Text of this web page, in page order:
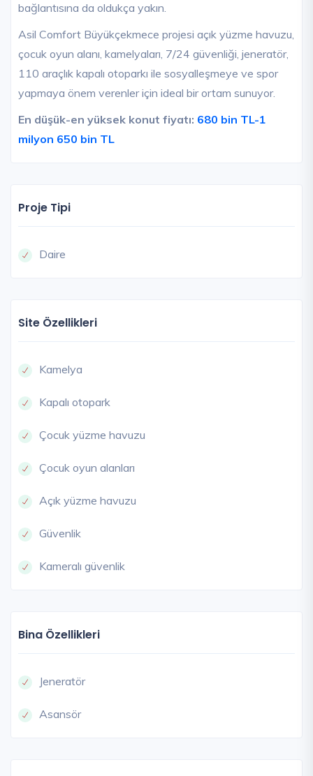
bağlantısına da oldukça yakın.
Asil Comfort Büyükçekmece projesi açık yüzme havuzu,
çocuk oyun alanı, kamelyaları, 7/24 güvenliği, jeneratör,
110 araçlık kapalı otoparkı ile sosyalleşmeye ve spor
yapmaya önem verenler için ideal bir ortam sunuyor.
En düşük-en yüksek konut fiyatı: 680 bin TL-1
milyon 650 bin TL
Proje Tipi
Daire
Site Özellikleri
Kamelya
Kapalı otopark
Çocuk yüzme havuzu
Çocuk oyun alanları
Açık yüzme havuzu
Güvenlik
Kameralı güvenlik
Bina Özellikleri
Jeneratör
Asansör